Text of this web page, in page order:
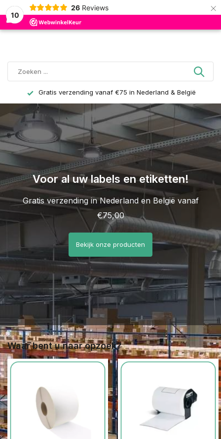
10
26 Reviews ×
0
& België Voor 15:00 besteld = direct
Voor al uw labels en etiketten!
Gratis verzending in Nederland en België vanaf
€75,00
Bekijk onze producten
Waar bent u naar opzoek?